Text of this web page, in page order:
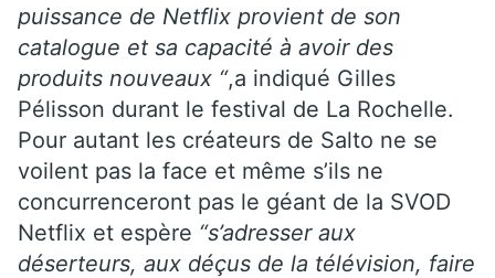
puissance de Netflix provient de son
catalogue et sa capacité à avoir des
produits nouveaux “,a indiqué Gilles
Pélisson durant le festival de La Rochelle.
Pour autant les créateurs de Salto ne se
voilent pas la face et même s’ils ne
concurrenceront pas le géant de la SVOD
Netflix et espère “s’adresser aux
déserteurs, aux déçus de la télévision, faire